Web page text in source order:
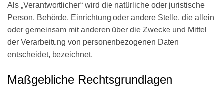
Als „Verantwortlicher“ wird die natürliche oder juristische
Person, Behörde, Einrichtung oder andere Stelle, die allein
oder gemeinsam mit anderen über die Zwecke und Mittel
der Verarbeitung von personenbezogenen Daten
entscheidet, bezeichnet.
Maßgebliche Rechtsgrundlagen